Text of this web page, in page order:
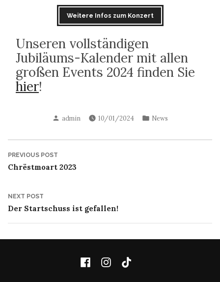
Weitere Infos zum Konzert
Unseren vollständigen
Jubiläums-Kalender mit allen
großen Events 2024 finden Sie
hier!
Posted
admin 10/01/2024
Posted
News
Post
navigation
PREVIOUS POST
post:
Chrëstmoart 2023
NEXT POST
post:
Der Startschuss ist gefallen!
FacebookInstagramTikTok